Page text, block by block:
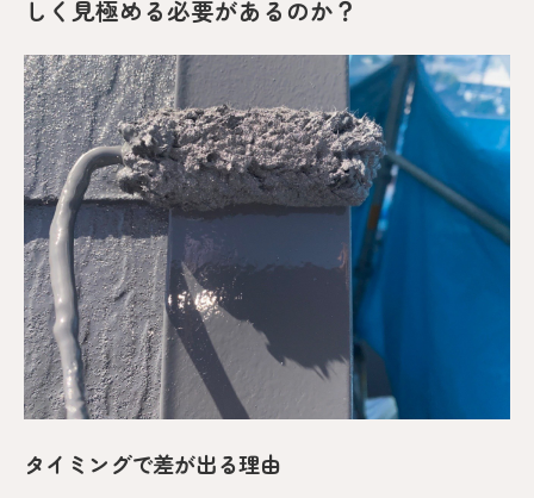
しく見極める必要があるのか？
タイミングで差が出る理由